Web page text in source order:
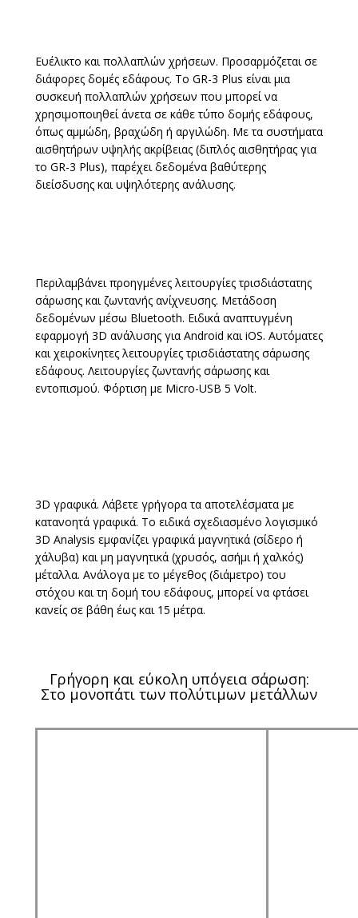
Ευέλικτο και πολλαπλών χρήσεων. Προσαρμόζεται σε
διάφορες δομές εδάφους. Το GR-3 Plus είναι μια
συσκευή πολλαπλών χρήσεων που μπορεί να
χρησιμοποιηθεί άνετα σε κάθε τύπο δομής εδάφους,
όπως αμμώδη, βραχώδη ή αργιλώδη. Με τα συστήματα
αισθητήρων υψηλής ακρίβειας (διπλός αισθητήρας για
το GR-3 Plus), παρέχει δεδομένα βαθύτερης
διείσδυσης και υψηλότερης ανάλυσης.
Περιλαμβάνει προηγμένες λειτουργίες τρισδιάστατης
σάρωσης και ζωντανής ανίχνευσης. Μετάδοση
δεδομένων μέσω Bluetooth. Ειδικά αναπτυγμένη
εφαρμογή 3D ανάλυσης για Android και iOS. Αυτόματες
και χειροκίνητες λειτουργίες τρισδιάστατης σάρωσης
εδάφους. Λειτουργίες ζωντανής σάρωσης και
εντοπισμού. Φόρτιση με Micro-USB 5 Volt.
3D γραφικά. Λάβετε γρήγορα τα αποτελέσματα με
κατανοητά γραφικά. Το ειδικά σχεδιασμένο λογισμικό
3D Analysis εμφανίζει γραφικά μαγνητικά (σίδερο ή
χάλυβα) και μη μαγνητικά (χρυσός, ασήμι ή χαλκός)
μέταλλα. Ανάλογα με το μέγεθος (διάμετρο) του
στόχου και τη δομή του εδάφους, μπορεί να φτάσει
κανείς σε βάθη έως και 15 μέτρα.
Γρήγορη και εύκολη υπόγεια σάρωση:
Στο μονοπάτι των πολύτιμων μετάλλων